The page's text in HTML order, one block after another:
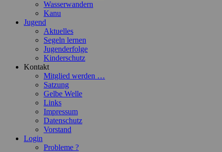
Wasserwandern
Kanu
Jugend
Aktuelles
Segeln lernen
Jugenderfolge
Kinderschutz
Kontakt
Mitglied werden …
Satzung
Gelbe Welle
Links
Impressum
Datenschutz
Vorstand
Login
Probleme ?